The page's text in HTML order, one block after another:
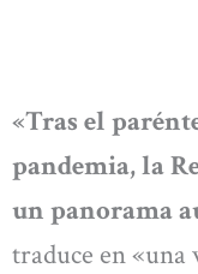
«Tras el
pandemia, la
un panorama
traduce en